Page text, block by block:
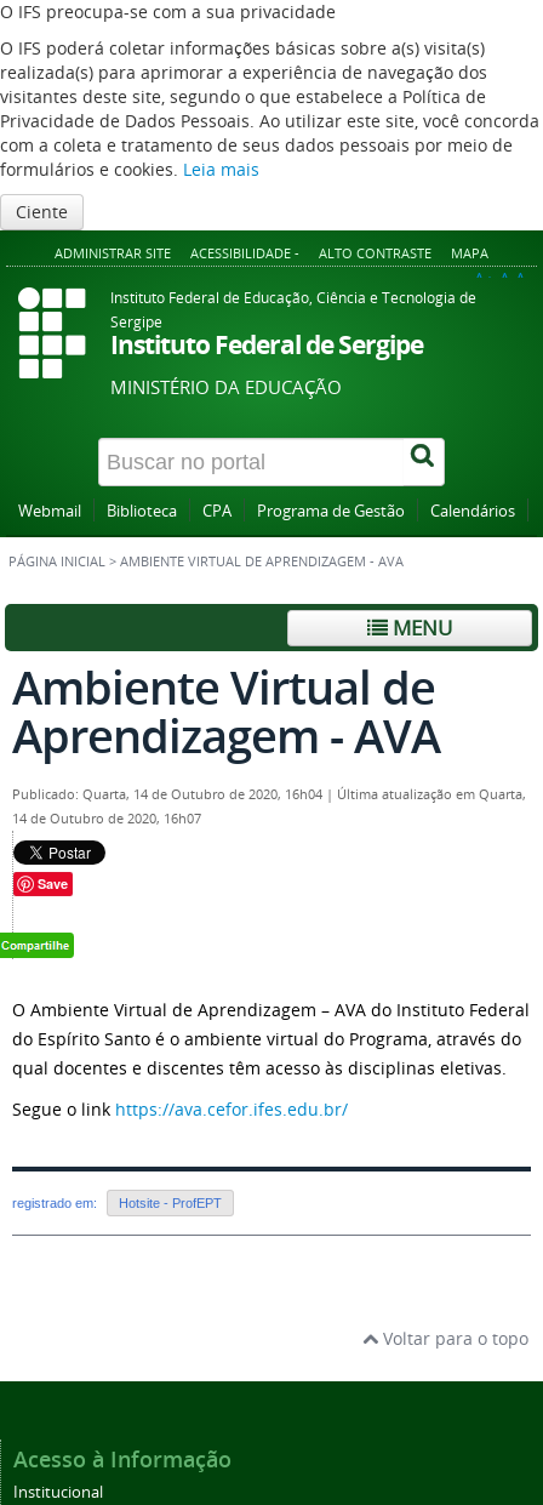
O IFS preocupa-se com a sua privacidade
O IFS poderá coletar informações básicas sobre a(s) visita(s)
realizada(s) para aprimorar a experiência de navegação dos
visitantes deste site, segundo o que estabelece a Política de
Privacidade de Dados Pessoais. Ao utilizar este site, você concorda
com a coleta e tratamento de seus dados pessoais por meio de
formulários e cookies. Leia mais
Ciente
ADMINISTRAR SITE ACESSIBILIDADE - ALTO CONTRASTE MAPA
A+ A A-
Instituto Federal de Educação, Ciência e Tecnologia de
Sergipe
Instituto Federal de Sergipe
MINISTÉRIO DA EDUCAÇÃO
Webmail Biblioteca CPA Programa de Gestão Calendários
PÁGINA INICIAL > AMBIENTE VIRTUAL DE APRENDIZAGEM - AVA
MENU
Ambiente Virtual de
Aprendizagem - AVA
Publicado: Quarta, 14 de Outubro de 2020, 16h04 | Última atualização em Quarta,
14 de Outubro de 2020, 16h07
Save
O Ambiente Virtual de Aprendizagem – AVA do Instituto Federal
do Espírito Santo é o ambiente virtual do Programa, através do
qual docentes e discentes têm acesso às disciplinas eletivas.
Segue o link https://ava.cefor.ifes.edu.br/
registrado em: Hotsite - ProfEPT
Voltar para o topo
Acesso à Informação
Institucional